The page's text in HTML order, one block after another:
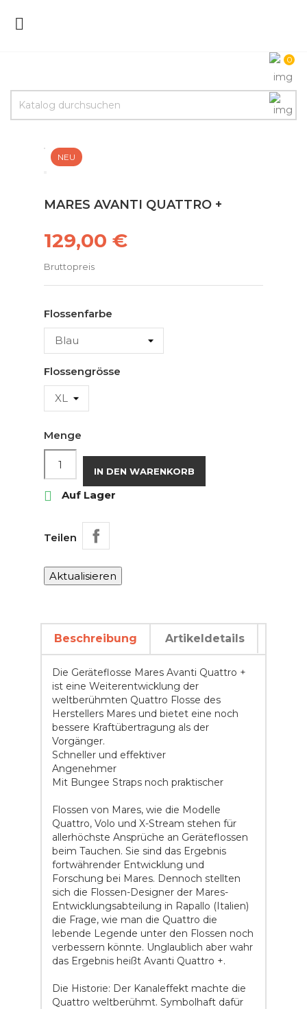

0
NEU
MARES AVANTI QUATTRO +
129,00 €
Bruttopreis
Flossenfarbe
Flossengrösse
Menge
IN DEN WARENKORB
 Auf Lager
Teilen
Beschreibung Artikeldetails
Die Geräteflosse Mares Avanti Quattro +
ist eine Weiterentwicklung der
weltberühmten Quattro Flosse des
Herstellers Mares und bietet eine noch
bessere Kraftübertragung als der
Vorgänger.
Schneller und effektiver
Angenehmer
Mit Bungee Straps noch praktischer
Flossen von Mares, wie die Modelle
Quattro, Volo und X-Stream stehen für
allerhöchste Ansprüche an Geräteflossen
beim Tauchen. Sie sind das Ergebnis
fortwährender Entwicklung und
Forschung bei Mares. Dennoch stellten
sich die Flossen-Designer der Mares-
Entwicklungsabteilung in Rapallo (Italien)
die Frage, wie man die Quattro die
lebende Legende unter den Flossen noch
verbessern könnte. Unglaublich aber wahr
das Ergebnis heißt Avanti Quattro +.
Die Historie: Der Kanaleffekt machte die
Quattro weltberühmt. Symbolhaft dafür